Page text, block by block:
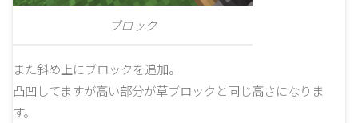
ブロック
また斜め上にブロックを追加。
凸凹してますが高い部分が草ブロックと同じ高さになりま
す。